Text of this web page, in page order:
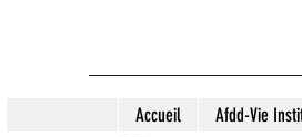
Accueil Afdd-Vie